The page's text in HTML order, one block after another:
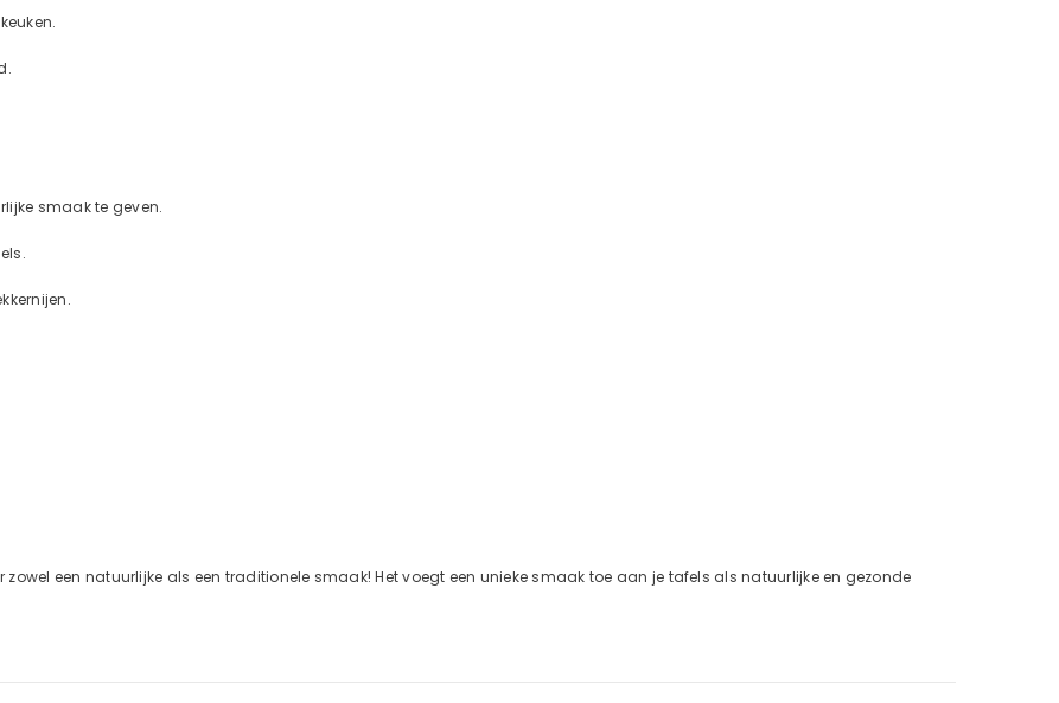
smaak te geven.
een natuurlijke als een traditionele smaak! Het voegt een unieke smaak toe aan je tafels als natuurlijke en gezonde